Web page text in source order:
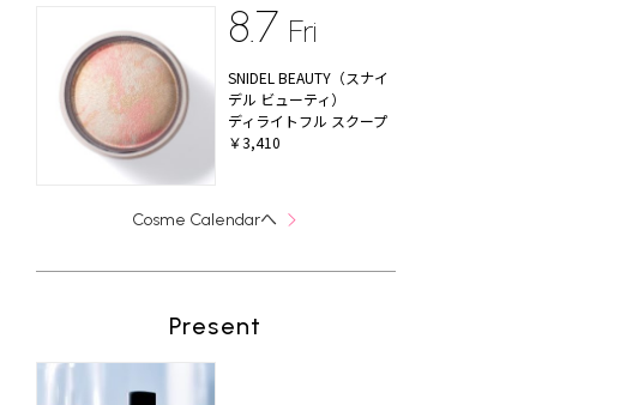
8.7 Fri
SNIDEL BEAUTY（スナイ
デル ビューティ）
ディライトフル スクープ
￥3,410
Cosme Calendarへ
Present